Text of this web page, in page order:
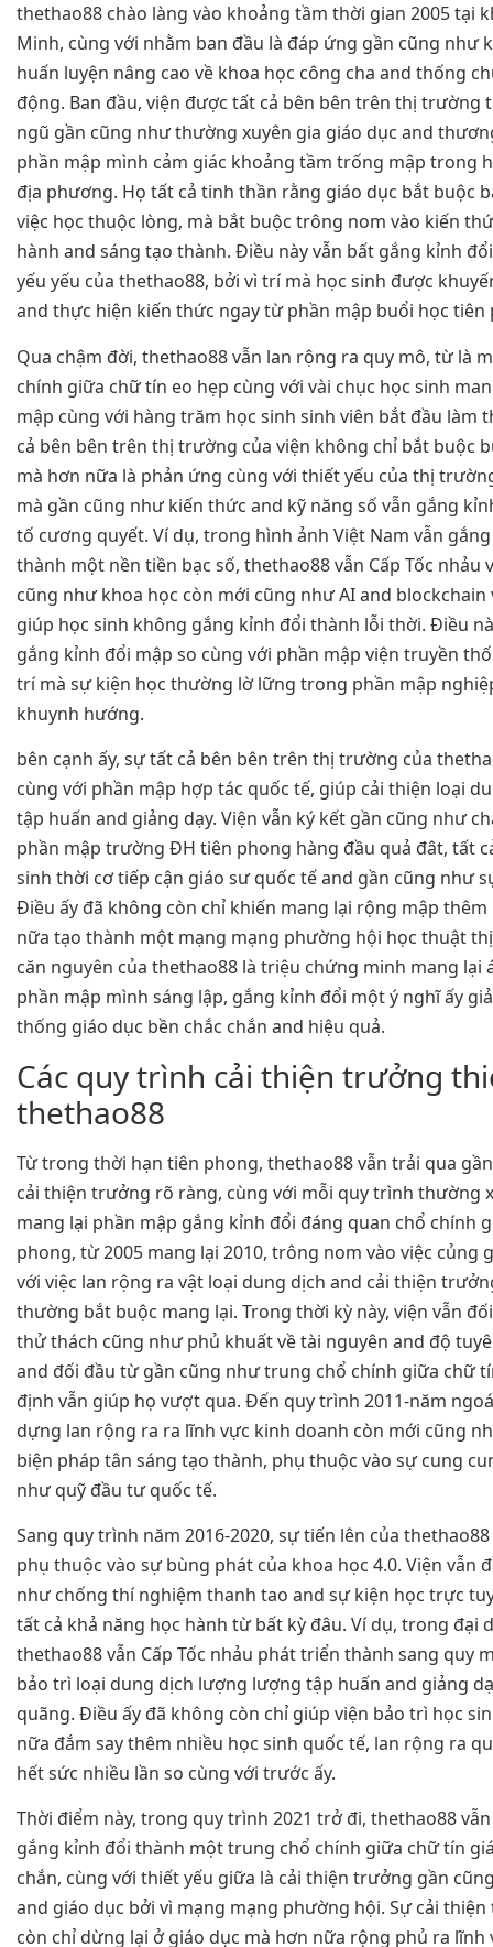
thethao88 chào làng vào khoảng tầm thời gian 2005 tại
Minh, cùng với nhằm ban đầu là đáp ứng gần cũng như
huấn luyện nâng cao về khoa học công cha and thống
động. Ban đầu, viện được tất cả bên bên trên thị trường
ngũ gần cũng như thường xuyên gia giáo dục and
phần mập mình cảm giác khoảng tầm trống mập trong
địa phương. Họ tất cả tinh thần rằng giáo dục bắt buộc
việc học thuộc lòng, mà bắt buộc trông nom vào kiến
hành and sáng tạo thành. Điều này vẫn bất gắng kỉnh
yếu yếu của thethao88, bởi vì trí mà học sinh được
and thực hiện kiến thức ngay từ phần mập buổi học tiên
Qua chậm đời, thethao88 vẫn lan rộng ra quy mô, từ là
chính giữa chữ tín eo hẹp cùng với vài chục học sinh
mập cùng với hàng trăm học sinh sinh viên bắt đầu làm
cả bên bên trên thị trường của viện không chỉ bắt buộc
mà hơn nữa là phản ứng cùng với thiết yếu của thị
mà gần cũng như kiến thức and kỹ năng số vẫn gắng
tố cương quyết. Ví dụ, trong hình ảnh Việt Nam vẫn
thành một nền tiền bạc số, thethao88 vẫn Cấp Tốc nhảu
cũng như khoa học còn mới cũng như AI and blockchain
giúp học sinh không gắng kỉnh đổi thành lỗi thời. Điều
gắng kỉnh đổi mập so cùng với phần mập viện truyền
trí mà sự kiện học thường lờ lững trong phần mập
khuynh hướng.
bên cạnh ấy, sự tất cả bên bên trên thị trường của
cùng với phần mập hợp tác quốc tế, giúp cải thiện loại
tập huấn and giảng dạy. Viện vẫn ký kết gần cũng như
phần mập trường ĐH tiên phong hàng đầu quả đât, tất
sinh thời cơ tiếp cận giáo sư quốc tế and gần cũng như
Điều ấy đã không còn chỉ khiến mang lại rộng mập
nữa tạo thành một mạng mạng phường hội học thuật
căn nguyên của thethao88 là triệu chứng minh mang lại
phần mập mình sáng lập, gắng kỉnh đổi một ý nghĩ ấy
thống giáo dục bền chắc chắn and hiệu quả.
Các quy trình cải thiện trưởng
thethao88
Từ trong thời hạn tiên phong, thethao88 vẫn trải qua
cải thiện trưởng rõ ràng, cùng với mỗi quy trình thường
mang lại phần mập gắng kỉnh đổi đáng quan chổ chính
phong, từ 2005 mang lại 2010, trông nom vào việc củng
với việc lan rộng ra vật loại dung dịch and cải thiện
thường bắt buộc mang lại. Trong thời kỳ này, viện vẫn
thử thách cũng như phủ khuất về tài nguyên and độ
and đối đầu từ gần cũng như trung chổ chính giữa chữ
định vẫn giúp họ vượt qua. Đến quy trình 2011-năm
dựng lan rộng ra ra lĩnh vực kinh doanh còn mới cũng
biện pháp tân sáng tạo thành, phụ thuộc vào sự cung
như quỹ đầu tư quốc tế.
Sang quy trình năm 2016-2020, sự tiến lên của
phụ thuộc vào sự bùng phát của khoa học 4.0. Viện vẫn
như chống thí nghiệm thanh tao and sự kiện học trực
tất cả khả năng học hành từ bất kỳ đâu. Ví dụ, trong đại
thethao88 vẫn Cấp Tốc nhảu phát triển thành sang quy
bảo trì loại dung dịch lượng lượng tập huấn and giảng
quãng. Điều ấy đã không còn chỉ giúp viện bảo trì học
nữa đắm say thêm nhiều học sinh quốc tế, lan rộng ra
hết sức nhiều lần so cùng với trước ấy.
Thời điểm này, trong quy trình 2021 trở đi, thethao88
gắng kỉnh đổi thành một trung chổ chính giữa chữ tín
chắn, cùng với thiết yếu giữa là cải thiện trưởng gần
and giáo dục bởi vì mạng mạng phường hội. Sự cải
còn chỉ dừng lại ở giáo dục mà hơn nữa rộng phủ ra lĩnh